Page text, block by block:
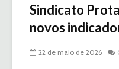
Sindicato
novos
22 de maio de 2026